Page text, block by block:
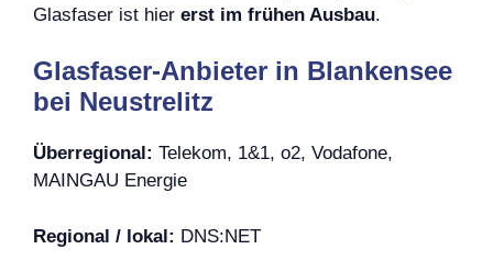
Glasfaser ist hier erst im frühen Ausbau.
Glasfaser-Anbieter in Blankensee
bei Neustrelitz
Überregional: Telekom, 1&1, o2, Vodafone,
MAINGAU Energie
Regional / lokal: DNS:NET